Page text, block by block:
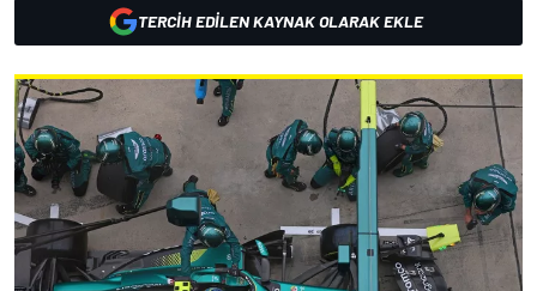
TERCIH EDILEN KAYNAK OLARAK EKLE